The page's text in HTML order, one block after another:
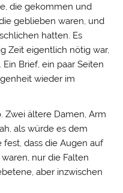
die gekommen und
geblieben waren, und
hatten. Es
Zeit eigentlich nötig war,
Brief, ein paar Seiten
wieder im
Zwei ältere Damen, Arm
als würde es dem
dass die Augen auf
nur die Falten
aber inzwischen